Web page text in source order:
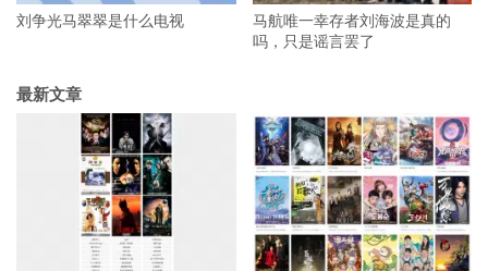
刘争光马翠翠是什么电视
马航唯一幸存者刘海波是真的
吗，只是谣言罢了
最新文章